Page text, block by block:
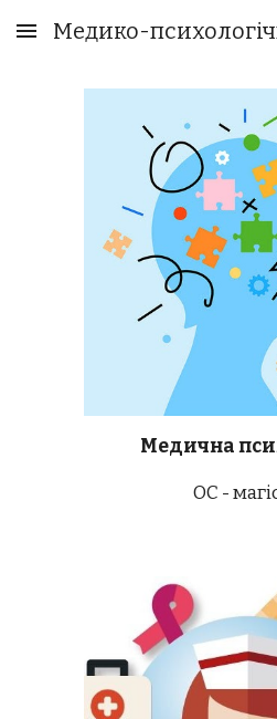
Skip to main content
Медична
ОС -